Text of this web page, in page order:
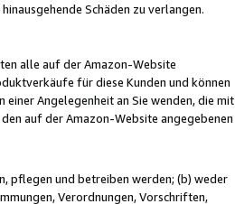
Schäden zu verlangen.
alle auf der Amazon-Website
für diese Kunden und können
Angelegenheit an Sie wenden, die mit
auf der Amazon-Website angegebenen
pflegen und betreiben werden; (b) weder
Verordnungen, Vorschriften,